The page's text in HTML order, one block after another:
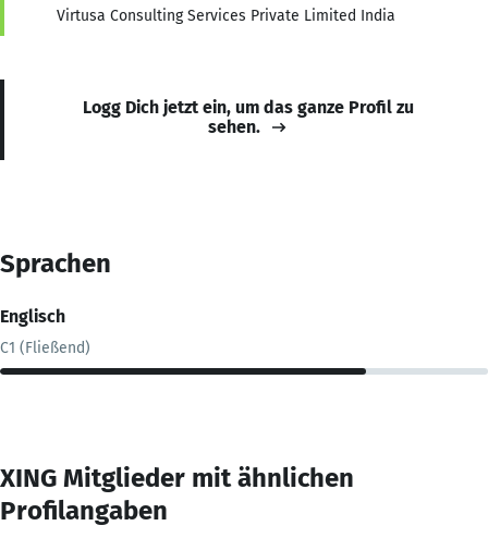
Virtusa Consulting Services Private Limited India
Logg Dich jetzt ein, um das ganze Profil zu
sehen.
Sprachen
Englisch
C1 (Fließend)
XING Mitglieder mit ähnlichen
Profilangaben